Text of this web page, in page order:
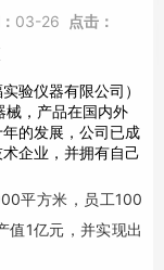
03-26
点击：
验仪器有限公司）
械，产品在国内外
的发展，公司已成
企业，并拥有自己
平方米，员工100
值1亿元，并实现出